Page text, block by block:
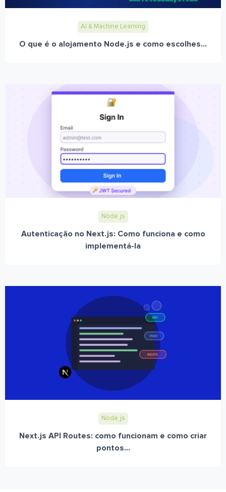
AI & Machine Learning
O que é o alojamento Node.js e como escolhes...
Node.js
Autenticação no Next.js: Como funciona e como
implementá-la
Node.js
Next.js API Routes: como funcionam e como criar
pontos...